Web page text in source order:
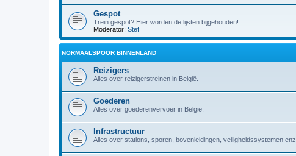
Gespot
Trein gespot? Hier worden de lijsten bijgehouden!
Moderator: Stef
NORMAALSPOOR BINNENLAND
Reizigers
Alles over reizigerstreinen in België.
Goederen
Alles over goederenvervoer in België.
Infrastructuur
Alles over stations, sporen, bovenleidingen, veiligheidssystemen enz.